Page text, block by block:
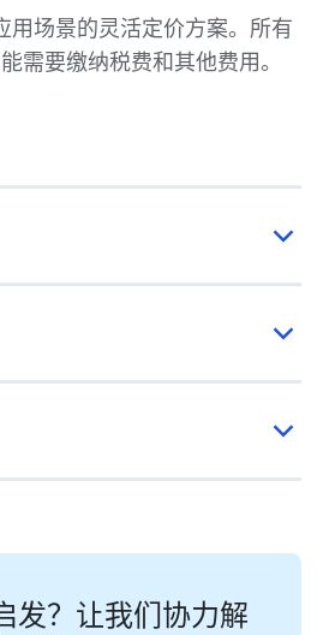
用场景的灵活定价方案。所有
需要缴纳税费和其他费用。
发？让我们协力解